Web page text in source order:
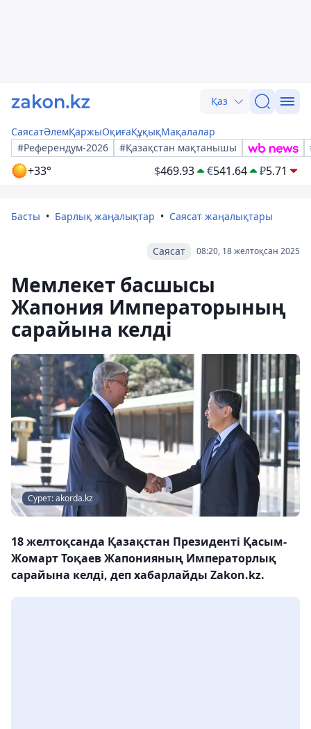
Қаз
СаясатӘлемҚаржыОқиғаҚұқықМақалалар
#Референдум-2026
#Қазақстан мақтанышы
+33° $469.93 €541.64 ₽5.71
Басты Барлық жаңалықтар Саясат жаңалықтары
08:20, 18 желтоқсан 2025
Саясат
Мемлекет басшысы
Жапония Императорының
сарайына келді
Сурет: akorda.kz
18 желтоқсанда Қазақстан Президенті Қасым-
Жомарт Тоқаев Жапонияның Императорлық
сарайына келді, деп хабарлайды Zakon.kz.